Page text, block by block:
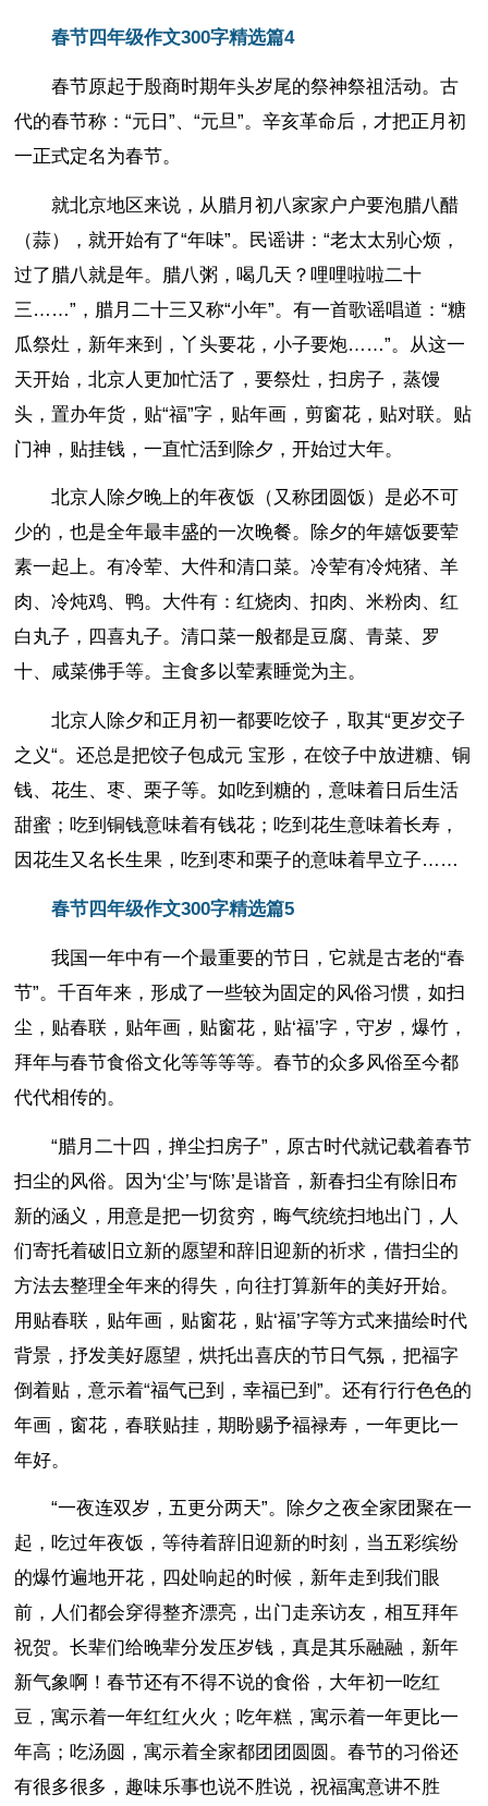
春节四年级作文300字精选篇4
春节原起于殷商时期年头岁尾的祭神祭祖活动。古
代的春节称：“元日”、“元旦”。辛亥革命后，才把正月初
一正式定名为春节。
就北京地区来说，从腊月初八家家户户要泡腊八醋
（蒜），就开始有了“年味”。民谣讲：“老太太别心烦，
过了腊八就是年。腊八粥，喝几天？哩哩啦啦二十
三……”，腊月二十三又称“小年”。有一首歌谣唱道：“糖
瓜祭灶，新年来到，丫头要花，小子要炮……”。从这一
天开始，北京人更加忙活了，要祭灶，扫房子，蒸馒
头，置办年货，贴“福”字，贴年画，剪窗花，贴对联。贴
门神，贴挂钱，一直忙活到除夕，开始过大年。
北京人除夕晚上的年夜饭（又称团圆饭）是必不可
少的，也是全年最丰盛的一次晚餐。除夕的年嬉饭要荤
素一起上。有冷荤、大件和清口菜。冷荤有冷炖猪、羊
肉、冷炖鸡、鸭。大件有：红烧肉、扣肉、米粉肉、红
白丸子，四喜丸子。清口菜一般都是豆腐、青菜、罗
十、咸菜佛手等。主食多以荤素睡觉为主。
北京人除夕和正月初一都要吃饺子，取其“更岁交子
之义“。还总是把饺子包成元 宝形，在饺子中放进糖、铜
钱、花生、枣、栗子等。如吃到糖的，意味着日后生活
甜蜜；吃到铜钱意味着有钱花；吃到花生意味着长寿，
因花生又名长生果，吃到枣和栗子的意味着早立子……
春节四年级作文300字精选篇5
我国一年中有一个最重要的节日，它就是古老的“春
节”。千百年来，形成了一些较为固定的风俗习惯，如扫
尘，贴春联，贴年画，贴窗花，贴‘福’字，守岁，爆竹，
拜年与春节食俗文化等等等等。春节的众多风俗至今都
代代相传的。
“腊月二十四，掸尘扫房子”，原古时代就记载着春节
扫尘的风俗。因为‘尘’与‘陈’是谐音，新春扫尘有除旧布
新的涵义，用意是把一切贫穷，晦气统统扫地出门，人
们寄托着破旧立新的愿望和辞旧迎新的祈求，借扫尘的
方法去整理全年来的得失，向往打算新年的美好开始。
用贴春联，贴年画，贴窗花，贴‘福’字等方式来描绘时代
背景，抒发美好愿望，烘托出喜庆的节日气氛，把福字
倒着贴，意示着“福气已到，幸福已到”。还有行行色色的
年画，窗花，春联贴挂，期盼赐予福禄寿，一年更比一
年好。
“一夜连双岁，五更分两天”。除夕之夜全家团聚在一
起，吃过年夜饭，等待着辞旧迎新的时刻，当五彩缤纷
的爆竹遍地开花，四处响起的时候，新年走到我们眼
前，人们都会穿得整齐漂亮，出门走亲访友，相互拜年
祝贺。长辈们给晚辈分发压岁钱，真是其乐融融，新年
新气象啊！春节还有不得不说的食俗，大年初一吃红
豆，寓示着一年红红火火；吃年糕，寓示着一年更比一
年高；吃汤圆，寓示着全家都团团圆圆。春节的习俗还
有很多很多，趣味乐事也说不胜说，祝福寓意讲不胜